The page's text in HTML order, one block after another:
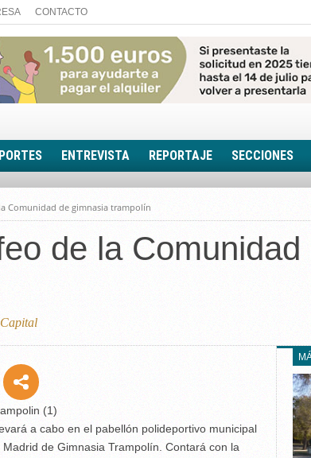
CONTACTO
ENTREVISTA REPORTAJE SECCIONES
FOTONOTICIA
LOOK TOTAL
RINCÓN
LA VOZ DE LA
EXPERIENCIA
IN MEMORIAM
MEMORIA
UN MINUTO EN
MUSEO
Comunidad de gimnasia trampolín
de la
a cabo en el pabellón polideportivo municipal
de Gimnasia Trampolín. Contará con la